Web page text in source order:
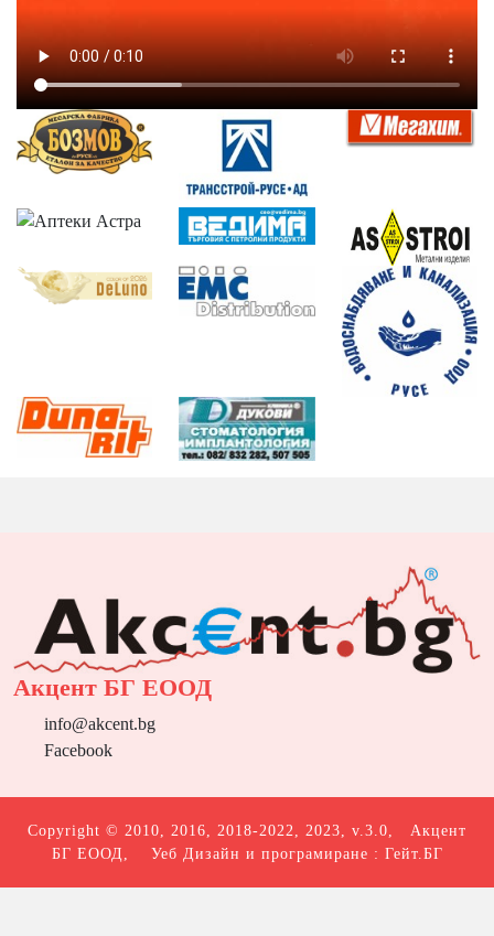
Акцент БГ ЕООД
info@akcent.bg
Facebook
Copyright © 2010, 2016, 2018-2022, 2023, v.3.0, Акцент
БГ ЕООД , Уеб Дизайн и програмиране : Гейт.БГ